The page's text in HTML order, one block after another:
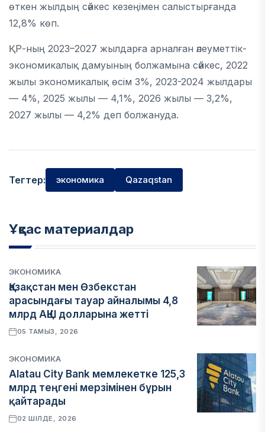
өткен жылдың сәйкес кезеңімен салыстырғанда
12,8% көп.
ҚР-ның 2023–2027 жылдарға арналған әлеуметтік-
экономикалық дамуының болжамына сәйкес, 2022
жылы экономикалық өсім 3%, 2023-2024 жылдары
— 4%, 2025 жылы — 4,1%, 2026 жылы — 3,2%,
2027 жылы — 4,2% деп болжануда.
Тегтер: экономика Qazaqstan
Ұқсас материалдар
ЭКОНОМИКА
Қазақстан мен Өзбекстан
арасындағы тауар айналымы 4,8
млрд АҚШ долларына жетті
05 ТАМЫЗ, 2026
ЭКОНОМИКА
Alatau City Bank мемлекетке 125,3
млрд теңгені мерзімінен бұрын
қайтарады
02 ШІЛДЕ, 2026